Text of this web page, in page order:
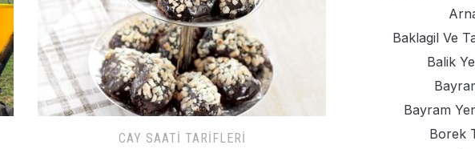
CAY SAATI TARIFLERI
Baklagil Ve
Balik
Bayram
Borek